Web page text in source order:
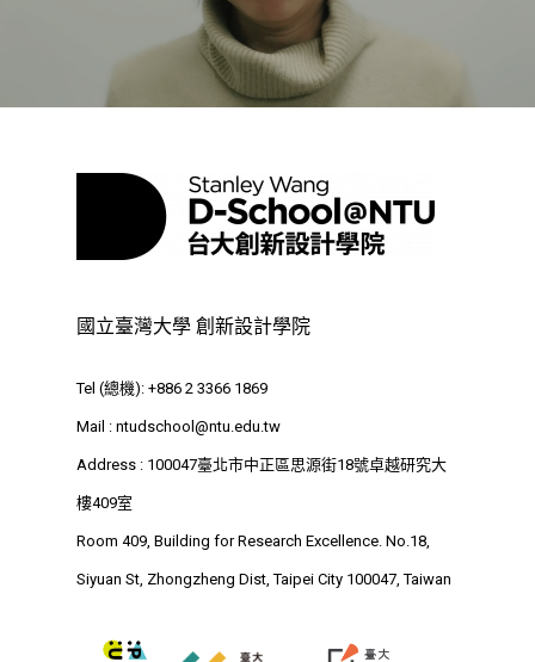
國立臺灣大學 創新設計學院
Tel (總機): +886 2 3366 1869
Mail : ntudschool@ntu.edu.tw
Address : 100047臺北市中正區思源街18號卓越研究大
樓409室
Room 409, Building for Research Excellence. No.18,
Siyuan St, Zhongzheng Dist, Taipei City 100047, Taiwan
學院簡介
相關法規
領域專長
24hrs D
業務單位
創新教育中心
創意創業學分學程
領導學分學程
相關計畫
企業出題X臺大解題
探索學習計畫
D電子報
EN
Room 409, Building for
Siyuan St, Zhongzheng
Taipei City 100047,